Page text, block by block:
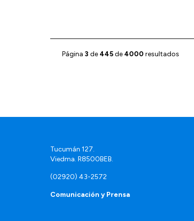
Página 3 de 445de 4000 resultados
Tucumán 127.
Viedma. R8500BEB.
(02920) 43-2572
Comunicación y Prensa